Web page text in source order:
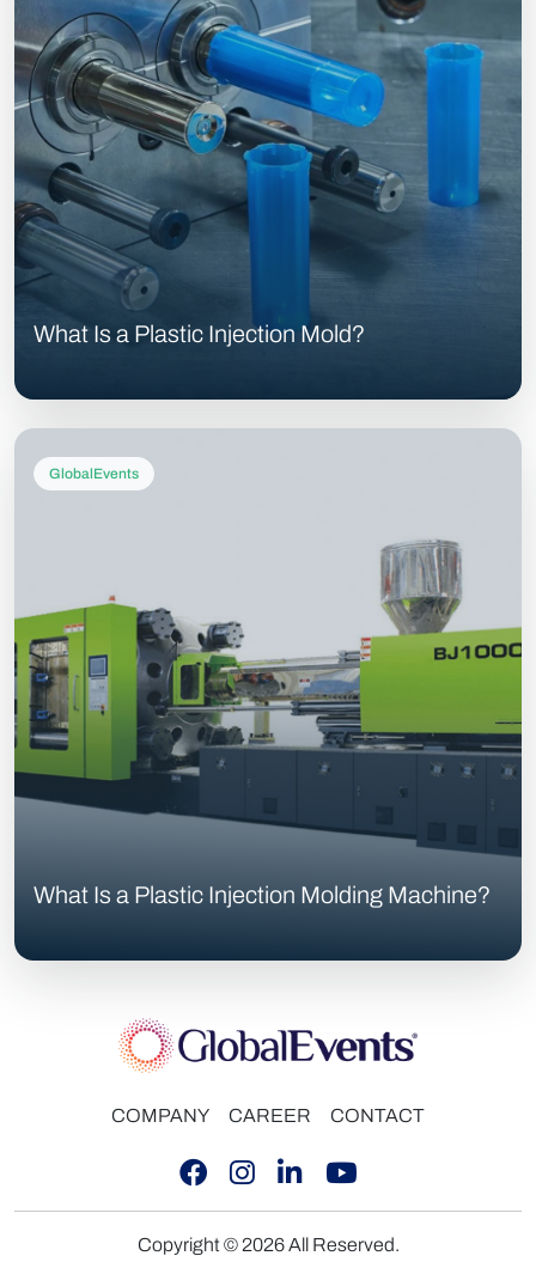
What Is a Plastic Injection Mold?
GlobalEvents
What Is a Plastic Injection Molding Machine?
COMPANY CAREER CONTACT
Copyright © 2026 All Reserved.